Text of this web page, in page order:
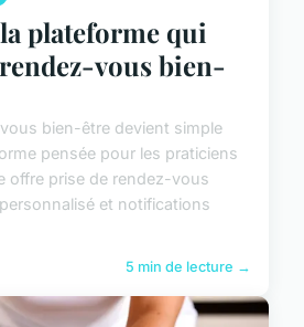
plateforme qui
vous bien-
bien-être devient simple
pensée pour les praticiens
offre prise de rendez-vous
et notifications
5 min de lecture →